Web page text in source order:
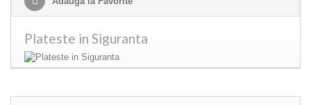
Plateste in Siguranta